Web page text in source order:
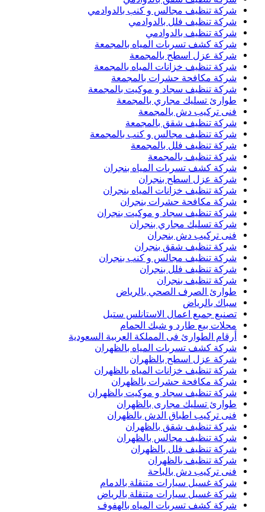
شركة تنظيف مجالس و كنب بالدوادمي
شركة تنظيف فلل بالدوادمي
شركة تنظيف بالدوادمي
شركة كشف تسربات المياه بالمجمعة
شركة عزل اسطح بالمجمعة
شركة تنظيف خزانات المياه بالمجمعة
شركة مكافحة حشرات بالمجمعة
شركة تنظيف سجاد و موكيت بالمجمعة
طوارئ تسليك مجاري بالمجمعة
فنى تركيب دش بالمجمعة
شركة تنظيف شقق بالمجمعة
شركة تنظيف مجالس و كنب بالمجمعة
شركة تنظيف فلل بالمجمعة
شركة تنظيف بالمجمعة
شركة كشف تسربات المياه بنجران
شركة عزل اسطح بنجران
شركة تنظيف خزانات المياه بنجران
شركة مكافحة حشرات بنجران
شركة تنظيف سجاد و موكيت بنجران
شركة تسليك مجاري بنجران
فنى تركيب دش بنجران
شركة تنظيف شقق بنجران
شركة تنظيف مجالس و كنب بنجران
شركة تنظيف فلل بنجران
شركة تنظيف بنجران
طوارئ الصرف الصحي بالرياض
سباك بالرياض
تصنيع جميع اعمال الاستانلس ستيل
محلات بيع طارد و شبك الحمام
أرقام الطوارئ فى المملكة العربية السعودية
شركة كشف تسربات المياه بالظهران
شركة عزل اسطح بالظهران
شركة تنظيف خزانات المياه بالظهران
شركة مكافحة حشرات بالظهران
شركة تنظيف سجاد و موكيت بالظهران
طوارئ تسليك مجارى بالظهران
فنى تركيب اطباق الدش بالظهران
شركة تنظيف شقق بالظهران
شركة تنظيف مجالس بالظهران
شركة تنظيف فلل بالظهران
شركة تنظيف بالظهران
فنى تركيب دش بالباحة
شركة غسيل سيارات متنقلة بالدمام
شركة غسيل سيارات متنقلة بالرياض
شركة كشف تسربات المياه بالهفوف